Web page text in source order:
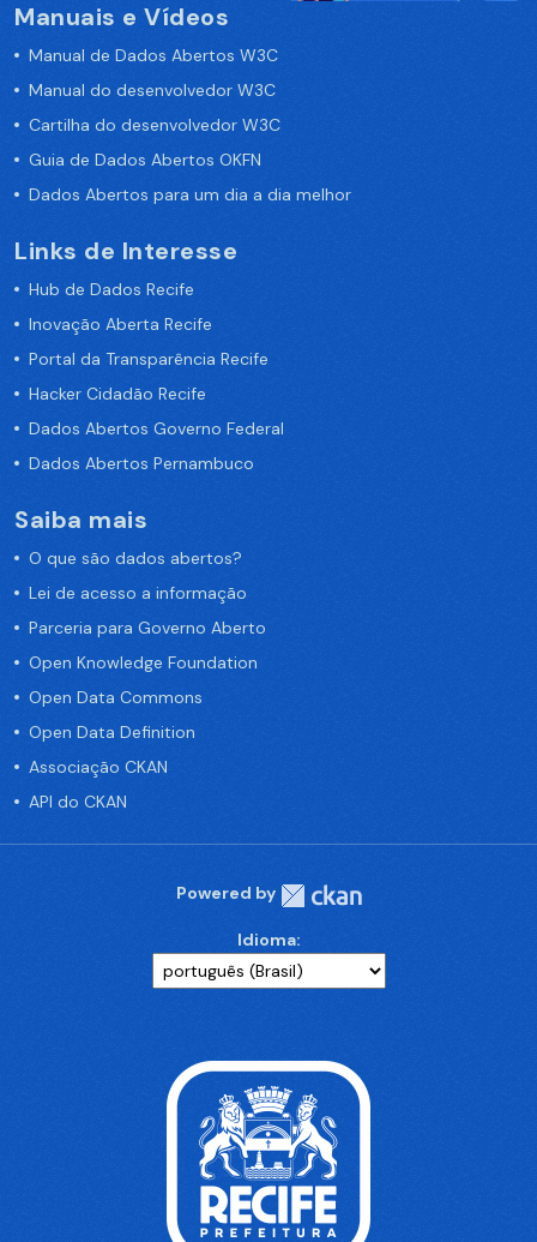
Manuais e Vídeos
Manual de Dados Abertos W3C
Manual do desenvolvedor W3C
Cartilha do desenvolvedor W3C
Guia de Dados Abertos OKFN
Dados Abertos para um dia a dia melhor
Links de Interesse
Hub de Dados Recife
Inovação Aberta Recife
Portal da Transparência Recife
Hacker Cidadão Recife
Dados Abertos Governo Federal
Dados Abertos Pernambuco
Saiba mais
O que são dados abertos?
Lei de acesso a informação
Parceria para Governo Aberto
Open Knowledge Foundation
Open Data Commons
Open Data Definition
Associação CKAN
API do CKAN
Powered by
Idioma